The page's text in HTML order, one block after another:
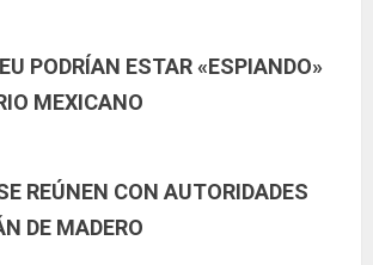
PODRÍAN ESTAR «ESPIANDO»
MEXICANO
REÚNEN CON AUTORIDADES
DE MADERO